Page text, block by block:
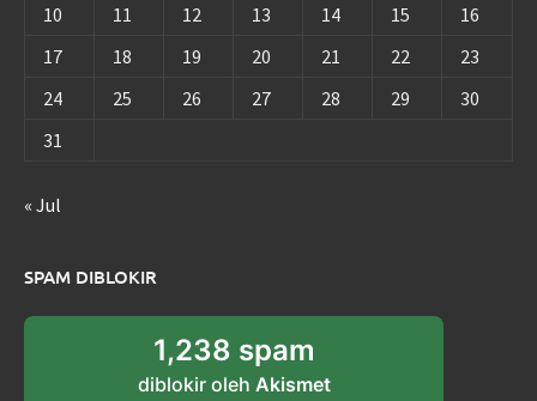
10
11 12 13 14 15
16
17
18 19 20 21 22
23
24
25 26 27 28 29
30
31
« Jul
SPAM DIBLOKIR
1,238 spam
diblokir oleh Akismet